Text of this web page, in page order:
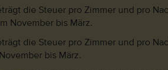
die Steuer pro Zimmer und pro
November bis März.
die Steuer pro Zimmer und pro
bis März.